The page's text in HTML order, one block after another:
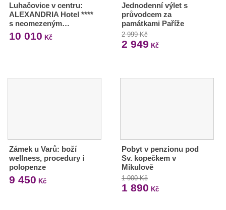
Luhačovice v centru:
ALEXANDRIA Hotel ****
s neomezeným…
10 010 Kč
Jednodenní výlet s
průvodcem za
památkami Paříže
2 999 Kč
2 949 Kč
Zámek u Varů: boží
wellness, procedury i
polopenze
9 450 Kč
Pobyt v penzionu pod
Sv. kopečkem v
Mikulově
1 900 Kč
1 890 Kč